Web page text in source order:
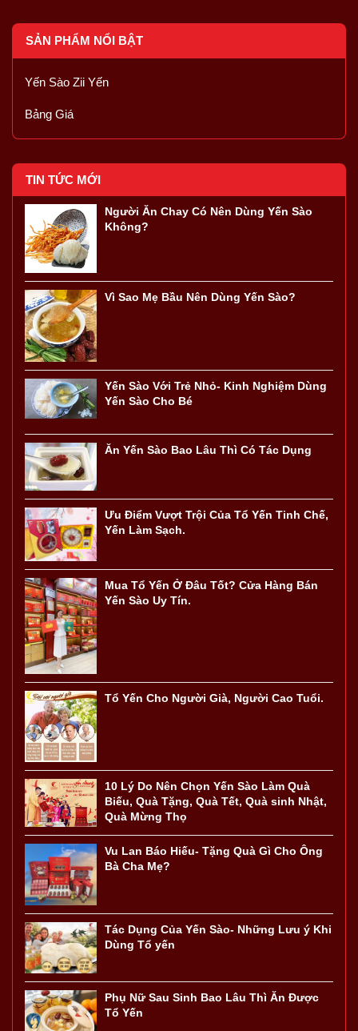
SẢN PHẨM NỔI BẬT
Yến Sào Zii Yến
Bảng Giá
TIN TỨC MỚI
Người Ăn Chay Có Nên Dùng Yến Sào
Không?
Vì Sao Mẹ Bầu Nên Dùng Yến Sào?
Yến Sào Với Trẻ Nhỏ- Kinh Nghiệm Dùng
Yến Sào Cho Bé
Ăn Yến Sào Bao Lâu Thì Có Tác Dụng
Ưu Điểm Vượt Trội Của Tổ Yến Tinh Chế,
Yến Làm Sạch.
Mua Tổ Yến Ở Đâu Tốt? Cửa Hàng Bán
Yến Sào Uy Tín.
Tổ Yến Cho Người Già, Người Cao Tuổi.
10 Lý Do Nên Chọn Yến Sào Làm Quà
Biếu, Quà Tặng, Quà Tết, Quà sinh Nhật,
Quà Mừng Thọ
Vu Lan Báo Hiếu- Tặng Quà Gì Cho Ông
Bà Cha Mẹ?
Tác Dụng Của Yến Sào- Những Lưu ý Khi
Dùng Tổ yến
Phụ Nữ Sau Sinh Bao Lâu Thì Ăn Được
Tổ Yến